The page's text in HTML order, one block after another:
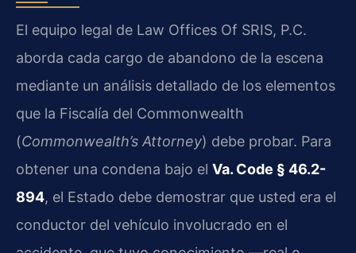
El equipo legal de Law Offices Of SRIS, P.C.
aborda cada cargo de abandono de la escena
mediante un análisis detallado de los elementos
que la Fiscalía del Commonwealth
(Commonwealth’s Attorney) debe probar. Para
obtener una condena bajo el Va. Code § 46.2-
894, el Estado debe demostrar que usted era el
conductor del vehículo involucrado en el